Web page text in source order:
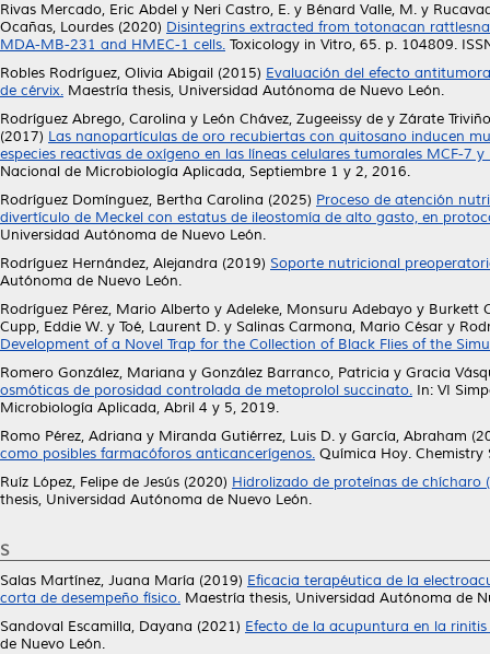
Rivas Mercado, Eric Abdel y Neri Castro, E. y Bénard Valle, M. y
Ocañas, Lourdes (2020) Disintegrins extracted from totonacan
MDA-MB-231 and HMEC-1 cells. Toxicology in Vitro, 65. p. 104809.
Robles Rodríguez, Olivia Abigail (2015) Evaluación del efecto
de cérvix. Maestría thesis, Universidad Autónoma de Nuevo León.
Rodríguez Abrego, Carolina y León Chávez, Zugeeissy de y Zárate
(2017) Las nanopartículas de oro recubiertas con quitosano inducen
especies reactivas de oxígeno en las líneas celulares tumorales MCF-7 y
Nacional de Microbiología Aplicada, Septiembre 1 y 2, 2016.
Rodríguez Domínguez, Bertha Carolina (2025) Proceso de atención
divertículo de Meckel con estatus de ileostomía de alto gasto, en
Universidad Autónoma de Nuevo León.
Rodríguez Hernández, Alejandra (2019) Soporte nutricional
Autónoma de Nuevo León.
Rodríguez Pérez, Mario Alberto y Adeleke, Monsuru Adebayo y Burkett
Cupp, Eddie W. y Toé, Laurent D. y Salinas Carmona, Mario César y
Development of a Novel Trap for the Collection of Black Flies of the
Romero González, Mariana y González Barranco, Patricia y Gracia
osmóticas de porosidad controlada de metoprolol succinato. In: VI
Microbiología Aplicada, Abril 4 y 5, 2019.
Romo Pérez, Adriana y Miranda Gutiérrez, Luis D. y García, Abraham
como posibles farmacóforos anticancerígenos. Química Hoy. Chemistry
Ruíz López, Felipe de Jesús (2020) Hidrolizado de proteínas de chícharo
thesis, Universidad Autónoma de Nuevo León.
S
Salas Martínez, Juana María (2019) Eficacia terapéutica de la
corta de desempeño físico. Maestría thesis, Universidad Autónoma de
Sandoval Escamilla, Dayana (2021) Efecto de la acupuntura en la
de Nuevo León.